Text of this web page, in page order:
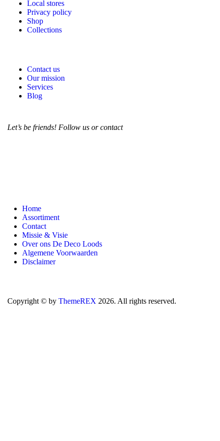
Local stores
Privacy policy
Shop
Collections
Contact us
Our mission
Services
Blog
Let’s be friends! Follow us or contact
Home
Assortiment
Contact
Missie & Visie
Over ons De Deco Loods
Algemene Voorwaarden
Disclaimer
Copyright © by ThemeREX 2026. All rights reserved.